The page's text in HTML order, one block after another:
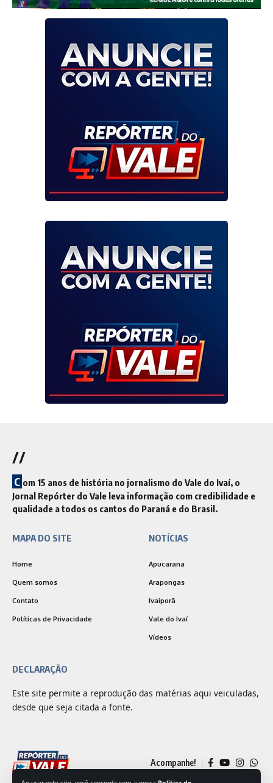
//
C om 15 anos de história no jornalismo do Vale do Ivaí, o
Jornal Repórter do Vale leva informação com credibilidade e
qualidade a todos os cantos do Paraná e do Brasil.
MAPA DO SITE
Home
Quem somos
Contato
Políticas de Privacidade
NOTÍCIAS
Apucarana
Arapongas
Ivaiporã
Vale do Ivaí
Vídeos
DECLARAÇÃO
Este site permite a reprodução das matérias aqui veiculadas,
desde que seja citada a fonte.
Acompanhe!